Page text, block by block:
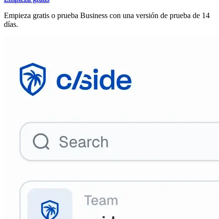
Empieza gratis o prueba Business con una versión de prueba de 14
días.